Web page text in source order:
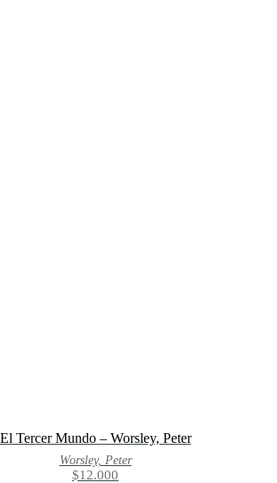
El Tercer Mundo – Worsley, Peter
Worsley, Peter
$12.000